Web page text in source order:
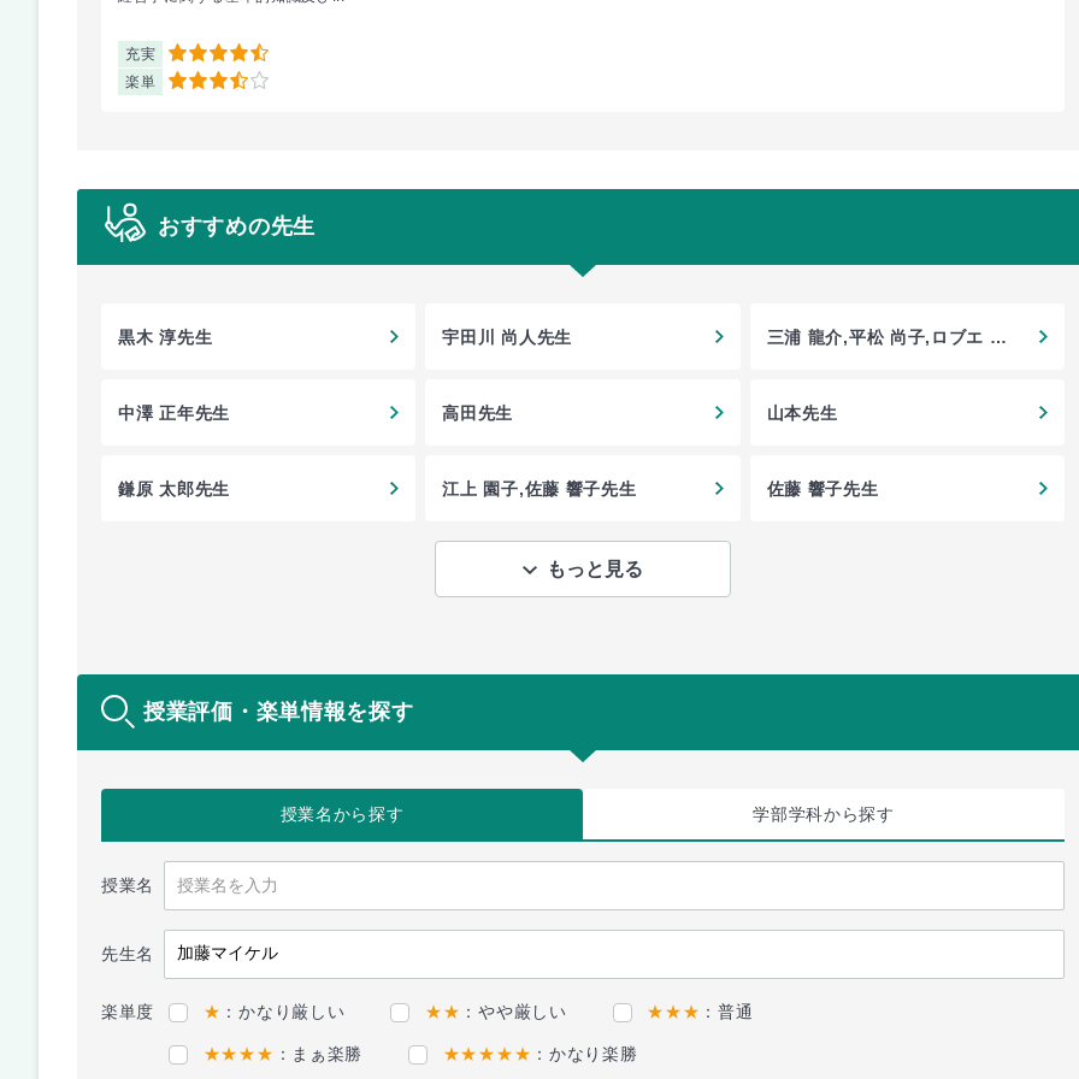
充実 4.5
楽単 3.5
おすすめの先生
黒木 淳先生 宇田川 尚人先生
三浦 龍介,平松 尚子,ロブエ ナ
中澤 正年先生 高田先生 山本先生
鎌原 太郎先生 江上 園子,佐藤 響子先生 佐藤 響子先生
もっと見る
授業評価・楽単情報を探す
授業名から探す 学部学科から探す
授業名
先生名
楽単度 ★ ：かなり厳しい ★★ ：やや厳しい ★★★ ：普通
★★★★ ：まぁ楽勝 ★★★★★ ：かなり楽勝